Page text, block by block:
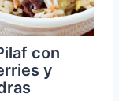
con
y